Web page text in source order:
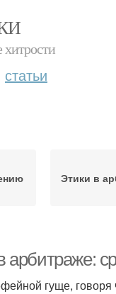
статьи
Этики в
гуще,